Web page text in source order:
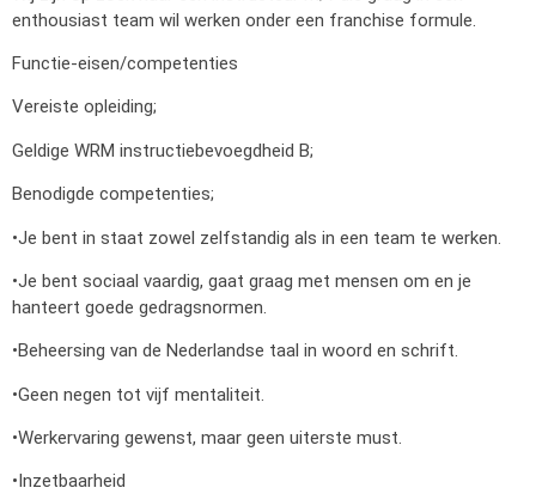
enthousiast team wil werken onder een franchise formule.
Functie-eisen/competenties
Vereiste opleiding;
Geldige WRM instructiebevoegdheid B;
Benodigde competenties;
•Je bent in staat zowel zelfstandig als in een team te werken.
•Je bent sociaal vaardig, gaat graag met mensen om en je
hanteert goede gedragsnormen.
•Beheersing van de Nederlandse taal in woord en schrift.
•Geen negen tot vijf mentaliteit.
•Werkervaring gewenst, maar geen uiterste must.
•Inzetbaarheid